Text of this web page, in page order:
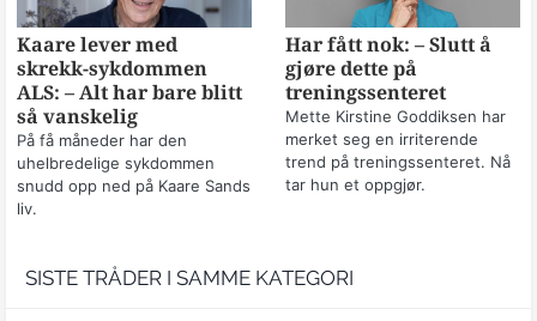
Kaare lever med
skrekk-sykdommen
ALS: – Alt har bare blitt
så vanskelig
På få måneder har den
uhelbredelige sykdommen
snudd opp ned på Kaare Sands
liv.
Har fått nok: – Slutt å
gjøre dette på
treningssenteret
Mette Kirstine Goddiksen har
merket seg en irriterende
trend på treningssenteret. Nå
tar hun et oppgjør.
SISTE TRÅDER I SAMME KATEGORI